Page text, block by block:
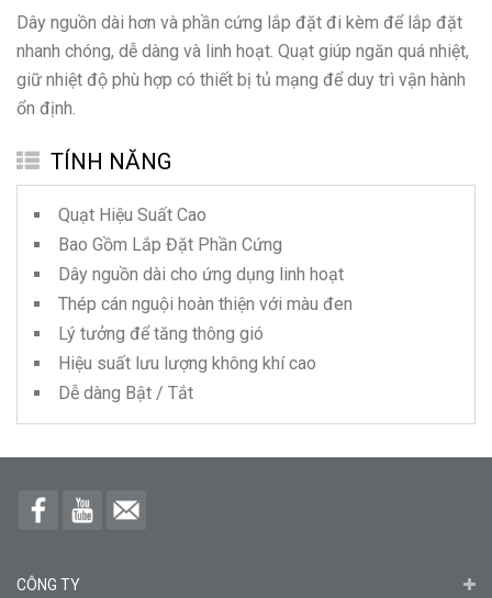
Dây nguồn dài hơn và phần cứng lắp đặt đi kèm để lắp đặt
nhanh chóng, dễ dàng và linh hoạt. Quạt giúp ngăn quá nhiệt,
giữ nhiệt độ phù hợp có thiết bị tủ mạng để duy trì vận hành
ổn định.
TÍNH NĂNG
Quạt Hiệu Suất Cao
Bao Gồm Lắp Đặt Phần Cứng
Dây nguồn dài cho ứng dụng linh hoạt
Thép cán nguội hoàn thiện với màu đen
Lý tưởng để tăng thông gió
Hiệu suất lưu lượng không khí cao
Dễ dàng Bật / Tắt
CÔNG TY